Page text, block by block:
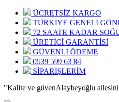
ÜCRETSİZ KARGO
TÜRKİYE GENELİ
72 SAATE KADAR
ÜRETİCİ GARANTİSİ
GÜVENLİ ÖDEME
0539 599 63 84
SİPARİŞLERİM
"Kalite ve güvenAlaybeyoğlu